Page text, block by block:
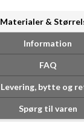
Materialer &
Information
FAQ
Levering, bytte og
Spørg til varen